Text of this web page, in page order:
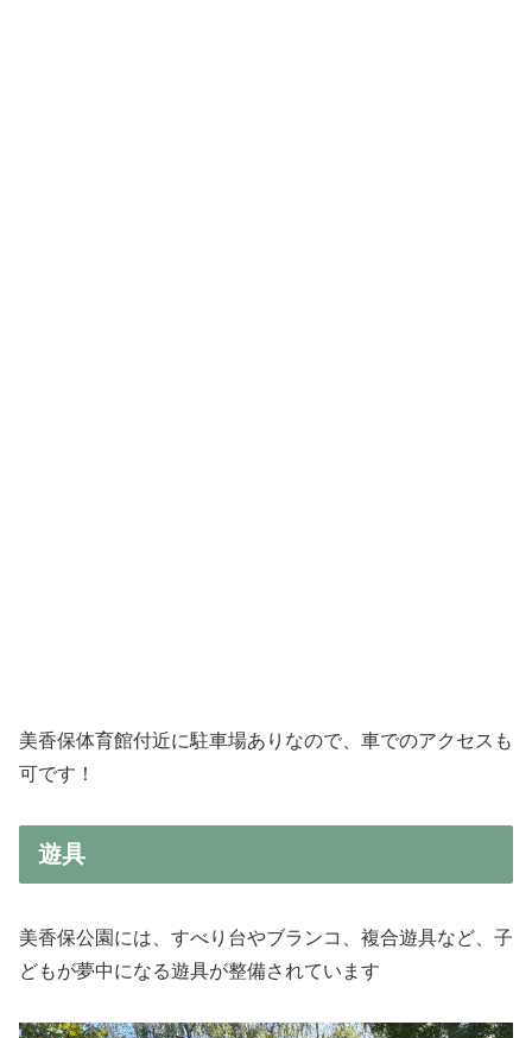
美香保体育館付近に駐車場ありなので、車でのアクセスも
可です！
遊具
美香保公園には、すべり台やブランコ、複合遊具など、子
どもが夢中になる遊具が整備されています